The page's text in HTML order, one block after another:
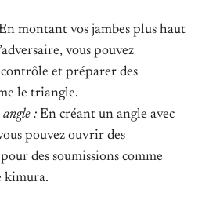
montant vos jambes plus haut
vous pouvez
et préparer des
le triangle.
:En créant un angle avec
pouvez ouvrir des
des soumissions comme
kimura.